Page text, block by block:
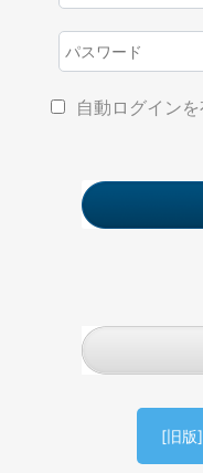
自動ログイン
[旧版